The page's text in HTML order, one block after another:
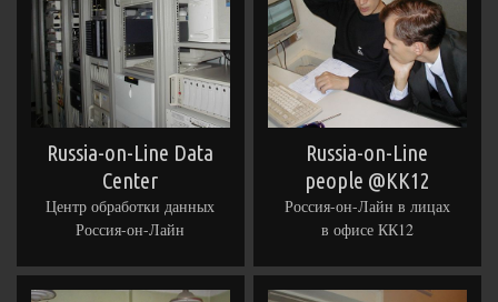
Russia-on-Line Data
Center
Центр обработки данных
Россия-он-Лайн
Russia-on-Line
people @KK12
Россия-он-Лайн в лицах
в офисе КК12